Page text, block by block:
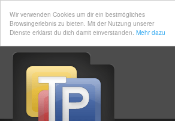
Wir verwenden Cookies um dir ein bestmögliches
Browsingerlebnis zu bieten. Mit der Nutzung unserer
Dienste erklärst du dich damit einverstanden. Mehr dazu